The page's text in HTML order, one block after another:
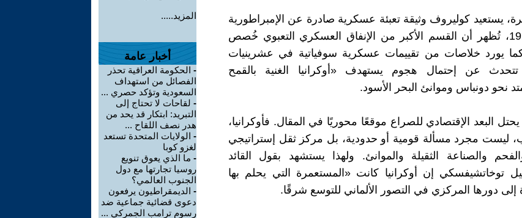
يستعيد كوليروف وثيقة تعبئة عسكرية صادرة عن الإمبراطورية
الروسية عام 1913، تُظهر أن القسم الأكبر من الإنفاق العسكري التعبوي خُصص
كما يورد خلاصات من تقييمات عسكرية سوفياتية في عشرينيات
عن إحتمال هجوم يستهدف «أوكرانيا الغنية بالقمح
نحو دونباس وموانئ البحر الأسود.
البعد الإقتصادي للصراع موقعًا محوريًا في المقال. فأوكرانيا،
ليست مجرد مسألة قومية أو حدودية، بل مركز ثقل إستراتيجي
والصناعة الثقيلة والموانئ. ولهذا يستشهد بقول القائد
توخاتشيفسكي إن أوكرانيا كانت «المستعمرة التي يحلم بها
دورها المركزي في التصور الألماني للتوسع شرقًا.
المزيد.....
أخبار عامة
- الحكومة العراقية تحذر
الفصائل من استهداف
السعودية وتؤكد حصري ...
- لقاحات لا تحتاج إلى
التبريد: ابتكار قد يحد من
هدر نصف اللقاح ...
- الولايات المتحدة تستعد
لغزو كوبا
- ما الذي يعوق تنويع
روسيا تجارتها مع دول
الجنوب العالمي؟
- الديمقراطيون يرفعون
دعوى قضائية جماعية ضد
رسوم ترامب الجمركي ...